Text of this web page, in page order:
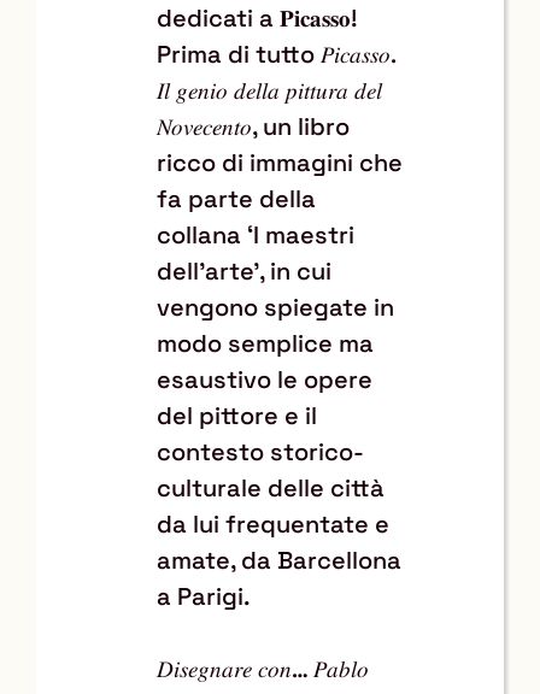
dedicati a𝐏𝐢𝐜𝐚𝐬𝐬𝐨!
Prima di tutto𝑃𝑖𝑐𝑎𝑠𝑠𝑜.
𝐼𝑙 𝑔𝑒𝑛𝑖𝑜 𝑑𝑒𝑙𝑙𝑎 𝑝𝑖𝑡𝑡𝑢𝑟𝑎 𝑑𝑒𝑙
𝑁𝑜𝑣𝑒𝑐𝑒𝑛𝑡𝑜, un libro
ricco di immagini che
fa parte della
collana ‘I maestri
dell’arte’, in cui
vengono spiegate in
modo semplice ma
esaustivo le opere
del pittore e il
contesto storico-
culturale delle città
da lui frequentate e
amate, da Barcellona
a Parigi.
𝐷𝑖𝑠𝑒𝑔𝑛𝑎𝑟𝑒 𝑐𝑜𝑛… 𝑃𝑎𝑏𝑙𝑜